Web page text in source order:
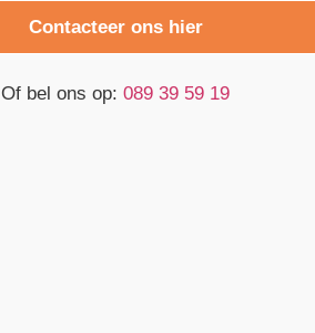
Contacteer ons hier
Of bel ons op: 089 39 59 19